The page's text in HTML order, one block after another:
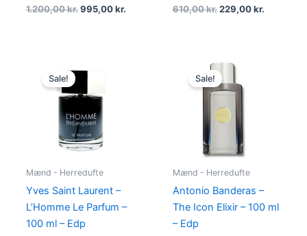
1.200,00kr. 995,00kr. 610,00kr. 229,00kr.
Sale!
Mænd - Herredufte
Yves Saint Laurent –
L’Homme Le Parfum –
100 ml – Edp
price
1.150,00 kr..
Sale!
Mænd - Herredufte
Antonio Banderas –
The Icon Elixir – 100 ml
– Edp
Original
price
was:
499,00 kr..